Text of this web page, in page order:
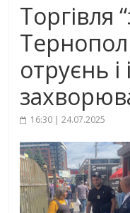
Торгівля
отруєнь
16:30 | 24.07.2025